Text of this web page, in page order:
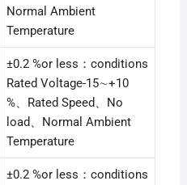
Normal Ambient
Temperature
±0.2 %or less：conditions
Rated Voltage-15∼+10
%、Rated Speed、No
load、Normal Ambient
Temperature
±0.2 %or less：conditions